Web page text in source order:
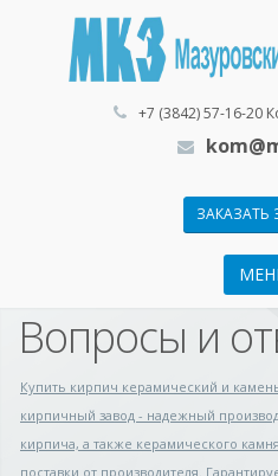
+7 (3842) 57-16-20
ЗАКАЗАТЬ
Вопросы и
Купить кирпич керамический и
кирпичный завод - надежный
кирпича, а также керамического
поставки от производителя.